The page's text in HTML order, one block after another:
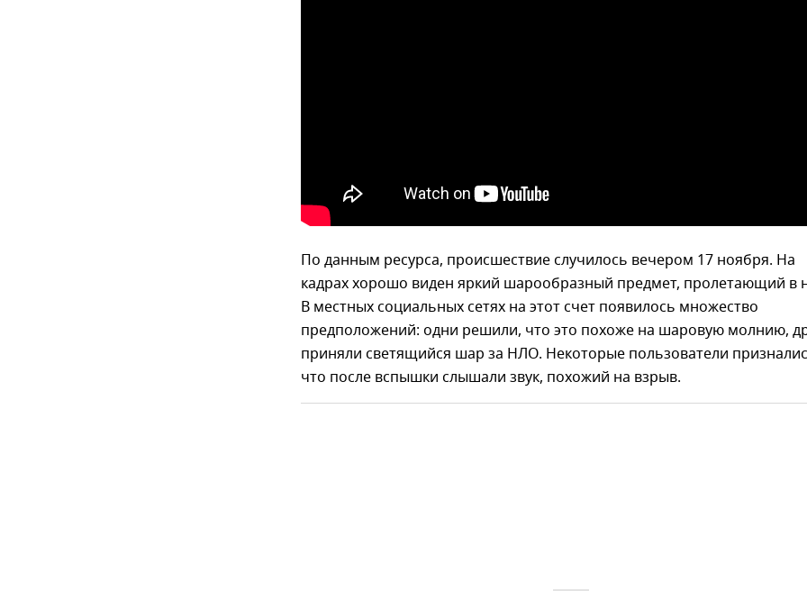
По данным ресурса, происшествие случилось вечером 17 ноября. На
кадрах хорошо виден яркий шарообразный предмет, пролетающий в
В местных социальных сетях на этот счет появилось множество
предположений: одни решили, что это похоже на шаровую молнию,
приняли светящийся шар за НЛО. Некоторые пользователи
что после вспышки слышали звук, похожий на взрыв.